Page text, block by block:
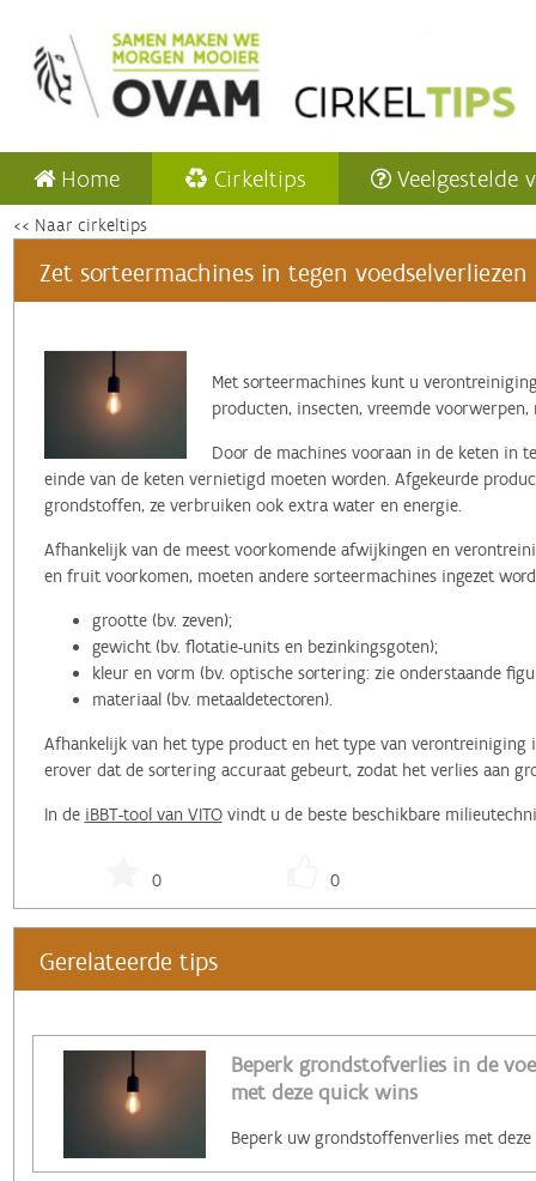
Home Cirkeltips Veelgestelde
<< Naar cirkeltips
Zet sorteermachines in tegen voedselverliezen
Met sorteermachines kunt u
producten, insecten, vreemde
Door de machines vooraan in de keten in
einde van de keten vernietigd moeten worden. Afgekeurde
grondstoffen, ze verbruiken ook extra water en energie.
Afhankelijk van de meest voorkomende afwijkingen en
en fruit voorkomen, moeten andere sorteermachines ingezet
grootte (bv. zeven);
gewicht (bv. flotatie-units en bezinkingsgoten);
kleur en vorm (bv. optische sortering: zie onderstaande
materiaal (bv. metaaldetectoren).
Afhankelijk van het type product en het type van verontreiniging
erover dat de sortering accuraat gebeurt, zodat het verlies aan
In de iBBT-tool van VITOvindt u de beste beschikbare
0 0
Gerelateerde tips
Beperk grondstofverlies in de
met deze quick wins